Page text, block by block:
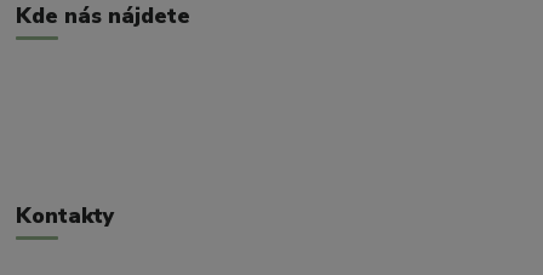
Kde nás nájdete
Kontakty